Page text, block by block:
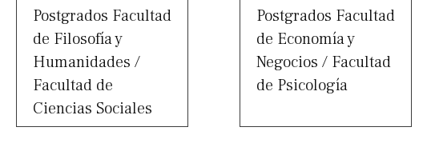
Postgrados Facultad
de Filosofía y
Humanidades /
Facultad de
Ciencias Sociales
Postgrados Facultad
de Economía y
Negocios / Facultad
de Psicología